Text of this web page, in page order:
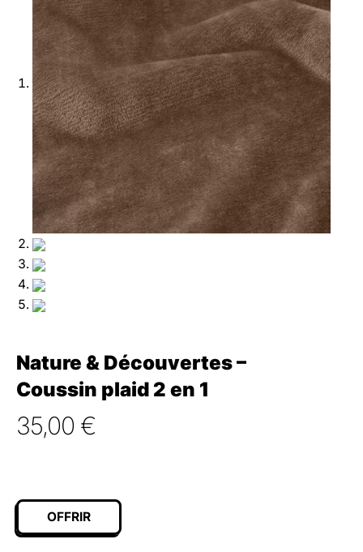
Nature & Découvertes –
Coussin plaid 2 en 1
35,00 €
OFFRIR